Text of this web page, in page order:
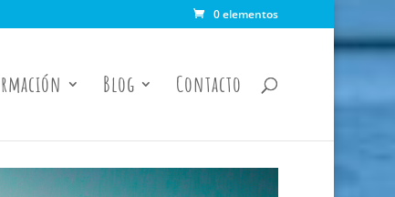
0 elementos
Blog Contacto